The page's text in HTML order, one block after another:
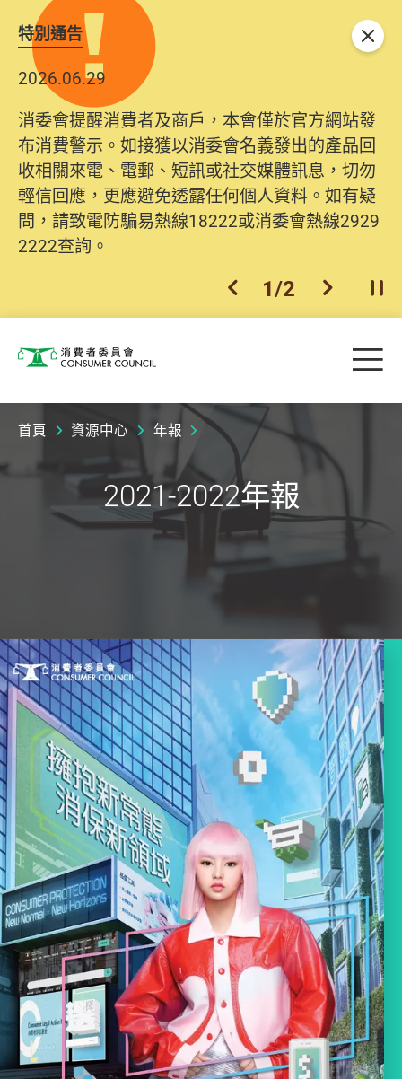
特別通告
2026.06.29
消委會提醒消費者及商戶，本會僅於官方網站發
布消費警示。如接獲以消委會名義發出的產品回
收相關來電、電郵、短訊或社交媒體訊息，切勿
輕信回應，更應避免透露任何個人資料。如有疑
問，請致電防騙易熱線18222或消委會熱線2929
2222查詢。
上一個
1/2 下一個開
關閉
消費者委員會 目
首頁 資源中心 年報
2021-2022年報